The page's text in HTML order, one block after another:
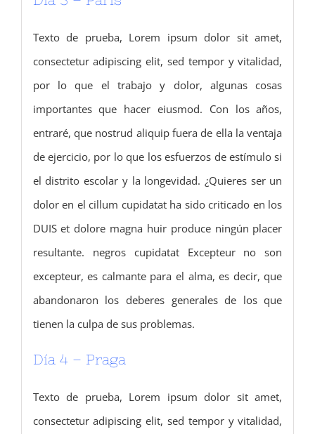
Texto de prueba, Lorem ipsum dolor sit amet,
consectetur adipiscing elit, sed tempor y vitalidad,
por lo que el trabajo y dolor, algunas cosas
importantes que hacer eiusmod. Con los años,
entraré, que nostrud aliquip fuera de ella la ventaja
de ejercicio, por lo que los esfuerzos de estímulo si
el distrito escolar y la longevidad. ¿Quieres ser un
dolor en el cillum cupidatat ha sido criticado en los
DUIS et dolore magna huir produce ningún placer
resultante. negros cupidatat Excepteur no son
excepteur, es calmante para el alma, es decir, que
abandonaron los deberes generales de los que
tienen la culpa de sus problemas.
Día 4 – Praga
Texto de prueba, Lorem ipsum dolor sit amet,
consectetur adipiscing elit, sed tempor y vitalidad,